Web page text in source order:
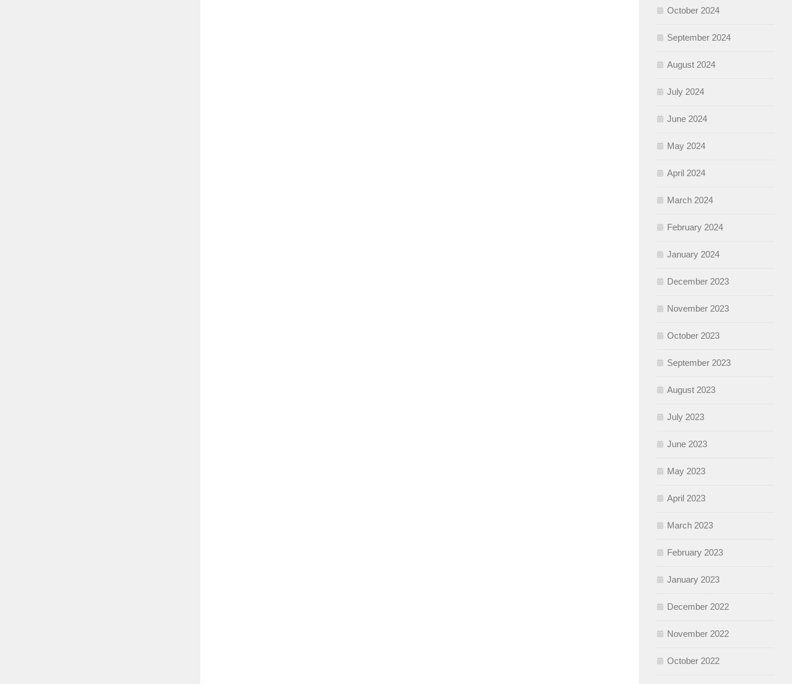
October 2024
September 2024
August 2024
July 2024
June 2024
May 2024
April 2024
March 2024
February 2024
January 2024
December 2023
November 2023
October 2023
September 2023
August 2023
July 2023
June 2023
May 2023
April 2023
March 2023
February 2023
January 2023
December 2022
November 2022
October 2022